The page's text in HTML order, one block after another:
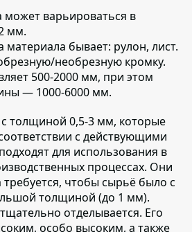
может варьироваться в
мм.
материала бывает: рулон, лист.
необрезную кромку.
500-2000 мм, при этом
— 1000-6000 мм.
толщиной 0,5-3 мм, которые
с действующими
для использования в
процессах. Они
требуется, чтобы сырьё было с
толщиной (до 1 мм).
отделывается. Его
особо высоким, а также